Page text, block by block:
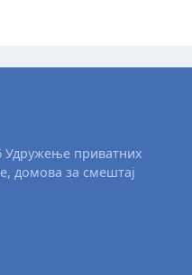
Удружење приватних
домова за смештај